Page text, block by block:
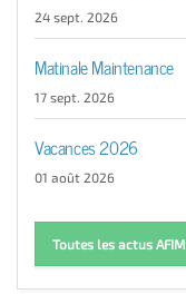
24 sept. 2026
Matinale Maintenance
17 sept. 2026
Vacances 2026
01 août 2026
Toutes les actus AFIM